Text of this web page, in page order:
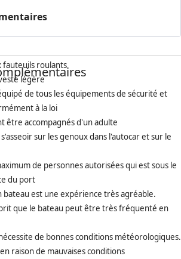
fauteuils roulants
légère
de tous les équipements de sécurité et
à la loi
être accompagnés d'un adulte
sur les genoux dans l'autocar et sur le
de personnes autorisées qui est sous le
du port
bateau est une expérience très agréable.
que le bateau peut être très fréquenté en
de bonnes conditions météorologiques.
raison de mauvaises conditions